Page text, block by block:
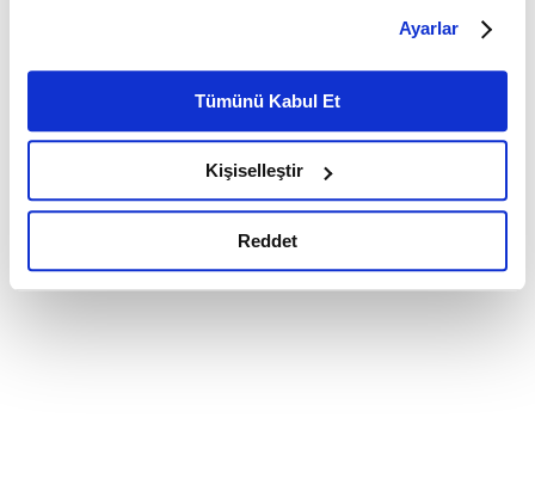
belirleyebilirsiniz. Çerezlere ilişkin detaylı bilgi için
Ayarlar butonuna tıklayabilir,Çerez Bilgilendirme
Metnimizi ziyaret edebilirsiniz.
6698 sayılı Kişisel Verilerin Korunması Kanunu uyarınca
okumak ve sitemizi ziyaretiniz kapsamında
gerçekleştirilen veri işleme faaliyetleri ile ilgili daha
detaylı bilgi almak için lütfentıklayınız.
Ayarlar
Tümünü Kabul Et
Kişiselleştir
Reddet